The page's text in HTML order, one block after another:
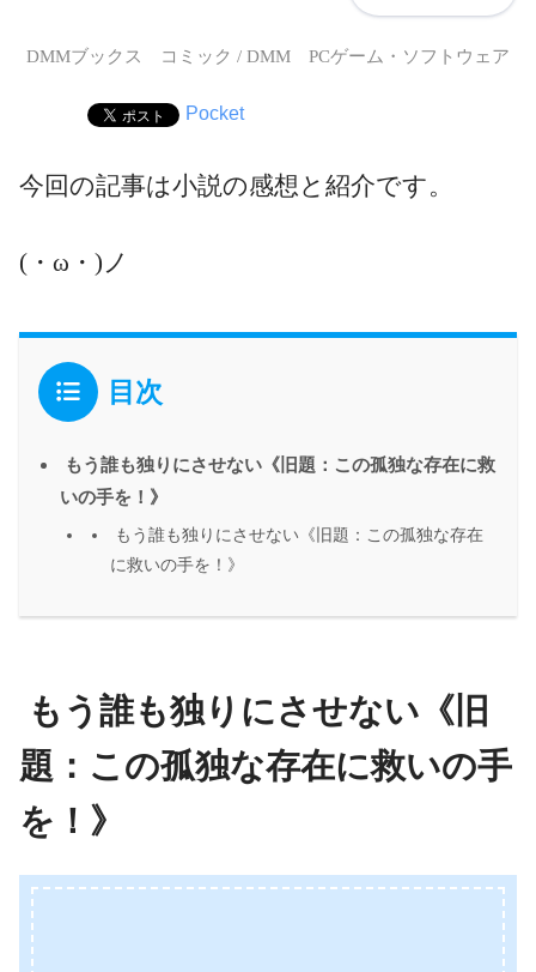
DMMブックス コミック / DMM PCゲーム・ソフトウェア
Pocket
今回の記事は小説の感想と紹介です。
(・ω・)ノ
目次
もう誰も独りにさせない《旧題：この孤独な存在に救
いの手を！》
もう誰も独りにさせない《旧題：この孤独な存在
に救いの手を！》
もう誰も独りにさせない《旧
題：この孤独な存在に救いの手
を！》